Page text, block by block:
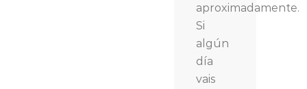
aproximadamente.
Si
algún
día
vais